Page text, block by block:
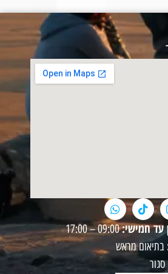
עד חמישי:09:00 – 17:00
בתיאום מראש
סגור